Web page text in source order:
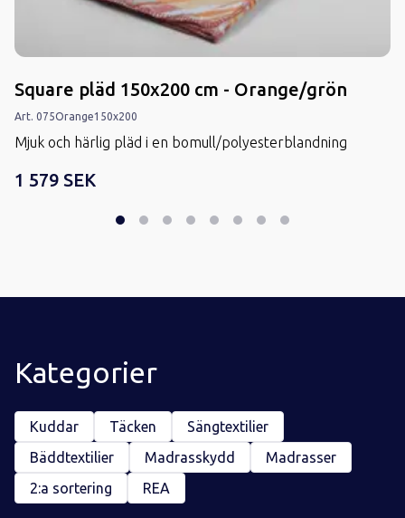
Square pläd 150x200 cm - Orange/grön
Art. 075Orange150x200
Mjuk och härlig pläd i en bomull/polyesterblandning
1 579 SEK
Kategorier
Kuddar Täcken
Sängtextilier
Bäddtextilier
Madrasskydd
Madrasser
2:a sortering
REA